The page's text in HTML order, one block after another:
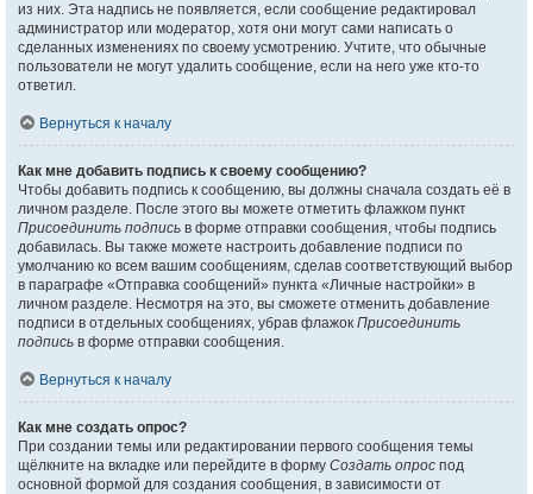
из них. Эта надпись не появляется, если сообщение редактировал
администратор или модератор, хотя они могут сами написать о
сделанных изменениях по своему усмотрению. Учтите, что обычные
пользователи не могут удалить сообщение, если на него уже кто-то
ответил.
Вернуться к началу
Как мне добавить подпись к своему сообщению?
Чтобы добавить подпись к сообщению, вы должны сначала создать её в
личном разделе. После этого вы можете отметить флажком пункт
Присоединить подпись в форме отправки сообщения, чтобы подпись
добавилась. Вы также можете настроить добавление подписи по
умолчанию ко всем вашим сообщениям, сделав соответствующий выбор
в параграфе «Отправка сообщений» пункта «Личные настройки» в
личном разделе. Несмотря на это, вы сможете отменить добавление
подписи в отдельных сообщениях, убрав флажок Присоединить
подпись в форме отправки сообщения.
Вернуться к началу
Как мне создать опрос?
При создании темы или редактировании первого сообщения темы
щёлкните на вкладке или перейдите в форму Создать опрос под
основной формой для создания сообщения, в зависимости от